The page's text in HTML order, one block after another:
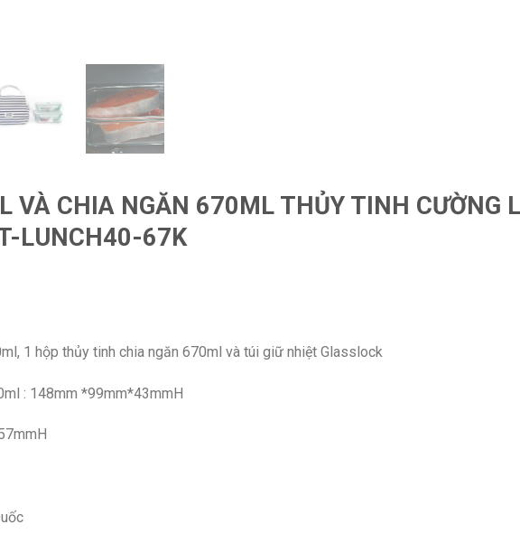
VÀ CHIA NGĂN 670ML THỦY TINH CƯỜNG
LUNCH40-67K
1 hộp thủy tinh chia ngăn 670ml và túi giữ nhiệt Glasslock
: 148mm *99mm*43mmH